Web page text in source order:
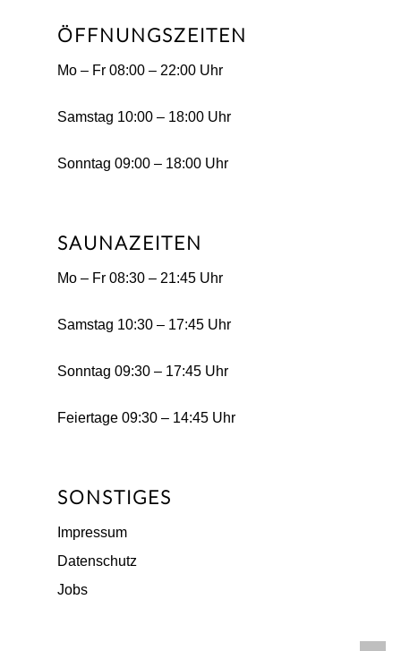
ÖFFNUNGSZEITEN
Mo – Fr 08:00 – 22:00 Uhr
Samstag 10:00 – 18:00 Uhr
Sonntag 09:00 – 18:00 Uhr
SAUNAZEITEN
Mo – Fr 08:30 – 21:45 Uhr
Samstag 10:30 – 17:45 Uhr
Sonntag 09:30 – 17:45 Uhr
Feiertage 09:30 – 14:45 Uhr
SONSTIGES
Impressum
Datenschutz
Jobs